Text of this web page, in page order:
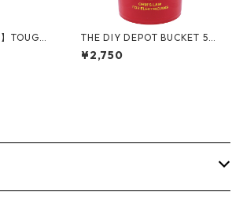
TOUGHB
TE
THE DIY DEPOT BUCKET 5ガ
ロンバケツ [エレクトリシャ
ン] フタ付き 05GLTDD-OHM
¥2,750